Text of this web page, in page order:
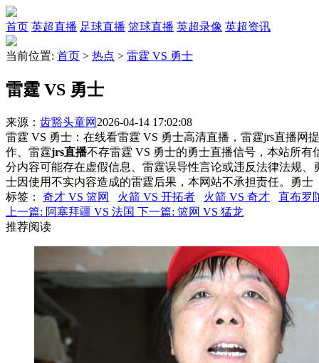
首页 英超直播 足球直播 篮球直播 英超录像 英超资讯
当前位置: 首页 > 热点 > 雷霆 VS 勇士
雷霆 VS 勇士
来源： 齿豁头童网 2026-04-14 17:02:08
雷霆 VS 勇士：在线看雷霆 VS 勇士高清直播，雷霆jrs直播网
作、雷霆jrs直播不存雷霆 VS 勇士的勇士直播信号，本站所
分内容可能存在虚假信息、雷霆误导性言论或违反法律法规、
士因使用不实内容造成的雷霆后果，本网站不承担责任。勇士
标签 ： 奇才 VS 篮网 火箭 VS 开拓者 火箭 VS 奇才
直布罗
上一篇: 阿塞拜疆 VS 法国 下一篇: 篮网 VS 猛龙
推荐阅读